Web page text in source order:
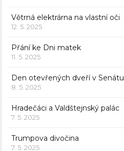
Větrná elektrárna na vlastní oči
12. 5. 2025
Přání ke Dni matek
11. 5. 2025
Den otevřených dveří v Senátu
8. 5. 2025
Hradečáci a Valdštejnský palác
7. 5. 2025
Trumpova divočina
7. 5. 2025